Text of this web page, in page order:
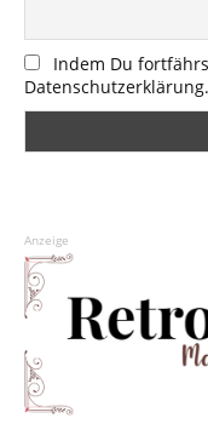
Indem Du
Datenschutzerklärung.
Anzeige